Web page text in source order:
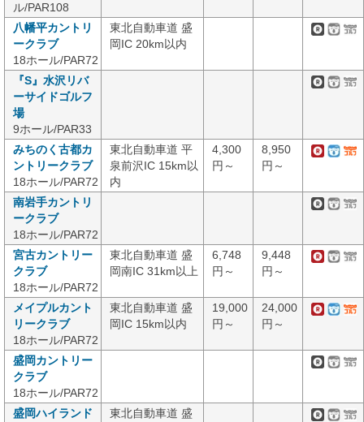
ル/PAR108
八幡平カントリ
ークラブ
18ホール/PAR72
東北自動車道 盛
岡IC 20km以内
『S』水沢リバ
ーサイドゴルフ
場
9ホール/PAR33
みちのく古都カ
ントリークラブ
18ホール/PAR72
東北自動車道 平
泉前沢IC 15km以
内
4,300
円～
8,950
円～
南岩手カントリ
ークラブ
18ホール/PAR72
宮古カントリー
クラブ
18ホール/PAR72
東北自動車道 盛
岡南IC 31km以上
6,748
円～
9,448
円～
メイプルカント
リークラブ
18ホール/PAR72
東北自動車道 盛
岡IC 15km以内
19,000
円～
24,000
円～
盛岡カントリー
クラブ
18ホール/PAR72
盛岡ハイランド
東北自動車道 盛